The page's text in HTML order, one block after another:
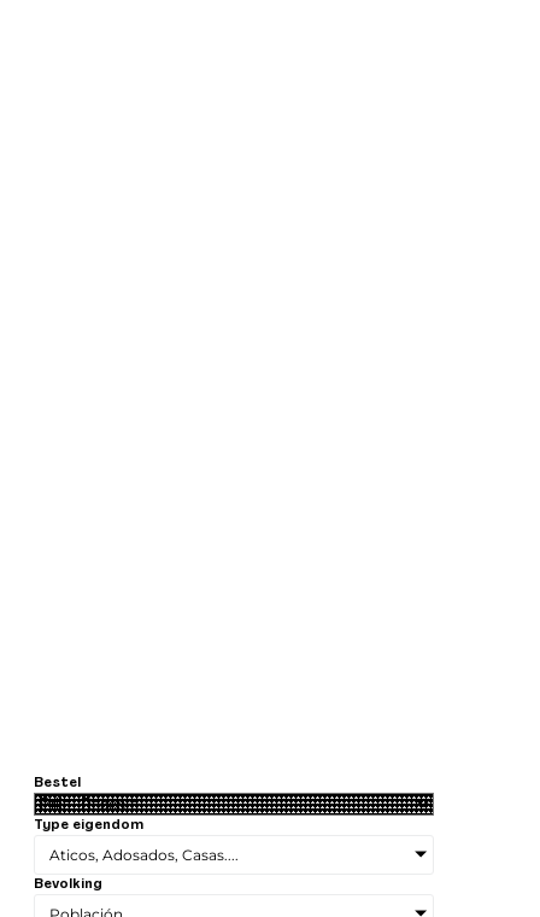
Bestel
Type eigendom
Aticos, Adosados, Casas....
Bevolking
Población